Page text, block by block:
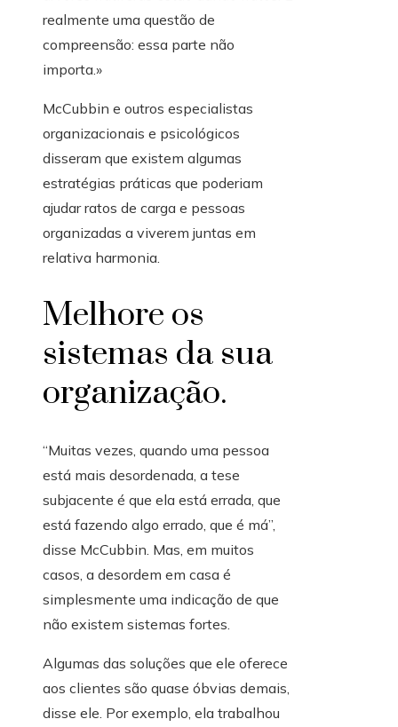
realmente uma questão de
compreensão: essa parte não
importa.»
McCubbin e outros especialistas
organizacionais e psicológicos
disseram que existem algumas
estratégias práticas que poderiam
ajudar ratos de carga e pessoas
organizadas a viverem juntas em
relativa harmonia.
Melhore os
sistemas da sua
organização.
“Muitas vezes, quando uma pessoa
está mais desordenada, a tese
subjacente é que ela está errada, que
está fazendo algo errado, que é má”,
disse McCubbin. Mas, em muitos
casos, a desordem em casa é
simplesmente uma indicação de que
não existem sistemas fortes.
Algumas das soluções que ele oferece
aos clientes são quase óbvias demais,
disse ele. Por exemplo, ela trabalhou